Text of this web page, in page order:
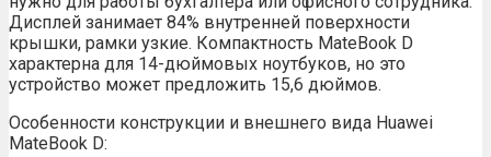
Дисплей занимает 84% внутренней поверхности
крышки, рамки узкие. Компактность MateBook D
характерна для 14-дюймовых ноутбуков, но это
устройство может предложить 15,6 дюймов.
Особенности конструкции и внешнего вида Huawei
MateBook D: